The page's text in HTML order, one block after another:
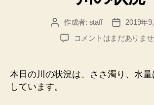
の
更
へ
投
稿
作成者: staff
投
稿
日
2019年9
令
年
9
コメントはまだありま
本日の川の状況は、ささ濁り、水
しています。